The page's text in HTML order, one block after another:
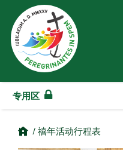
专用区
/ 禧年活动行程表